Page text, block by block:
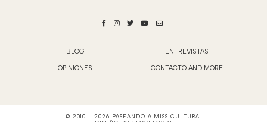
BLOG ENTREVISTAS
OPINIONES CONTACTO AND MORE
© 2010 - 2026 PASEANDO A MISS CULTURA